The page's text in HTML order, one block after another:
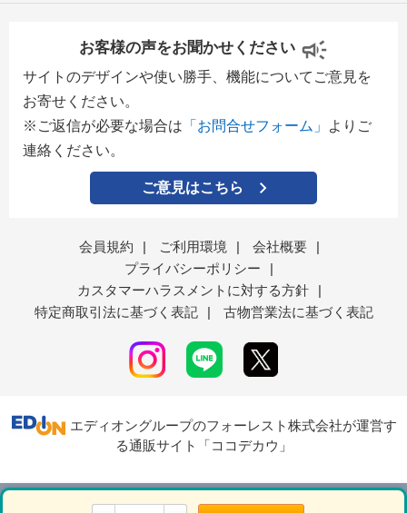
お客様の声をお聞かせください
サイトのデザインや使い勝手、機能についてご意見を
お寄せください。
※ご返信が必要な場合は 「お問合せフォーム」
よりご
連絡ください。
ご意見はこちら
会員規約 | ご利用環境 | 会社概要
|
プライバシーポリシー
|
カスタマーハラスメントに対する方針
|
特定商取引法に基づく表記
| 古物営業法に基づく表記
エディオングループのフォーレスト株式会社が運営す
る通販サイト「ココデカウ」
表示モード ＰＣ スマートフォン